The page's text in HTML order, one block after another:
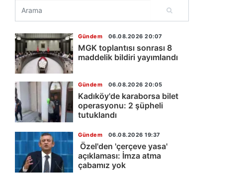
Gündem 06.08.2026 20:07
MGK toplantısı sonrası 8
maddelik bildiri yayımlandı
Gündem 06.08.2026 20:05
Kadıköy'de karaborsa bilet
operasyonu: 2 şüpheli
tutuklandı
Gündem 06.08.2026 19:37
Özel'den 'çerçeve yasa'
açıklaması: İmza atma
çabamız yok